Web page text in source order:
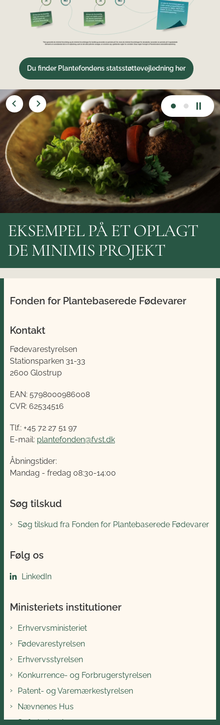
Du finder Plantefondens statsstøttevejledning her
EKSEMPEL PÅ ET OPLAGT
DE MINIMIS PROJEKT
Fonden for Plantebaserede Fødevarer
Kontakt
Fødevarestyrelsen
Stationsparken 31-33
2600 Glostrup
EAN: 5798000986008
CVR: 62534516
Tlf.: +45 72 27 51 97
E-mail: plantefonden@fvst.dk
Åbningstider:
Mandag - fredag 08:30-14:00
Søg tilskud
Søg tilskud fra Fonden for Plantebaserede Fødevarer
Følg os
LinkedIn
Ministeriets institutioner
Erhvervsministeriet
Fødevarestyrelsen
Erhvervsstyrelsen
Konkurrence- og Forbrugerstyrelsen
Patent- og Varemærkestyrelsen
Nævnenes Hus
Søfartsstyrelsen